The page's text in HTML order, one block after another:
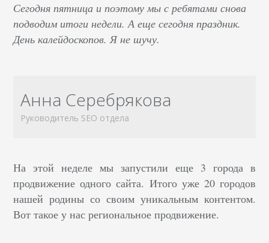
Сегодня пятница и поэтому мы с ребятами снова
подводим итоги недели. А еще сегодня праздник.
День калейдоскопов. Я не шучу.
Анна Серебрякова
Руководитель SEO отдела
На этой неделе мы запустили еще 3 города в
продвижение одного сайта. Итого уже 20 городов
нашей родины со своим уникальным контентом.
Вот такое у нас региональное продвижение.